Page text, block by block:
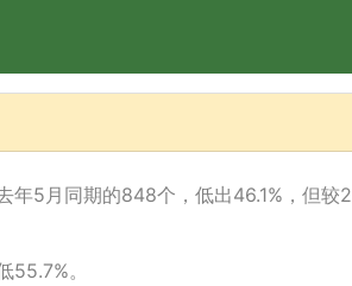
年5月同期的848个，低出46.1%，但较
。